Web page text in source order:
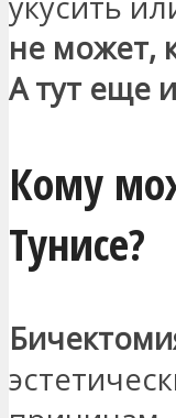
не может,
А тут еще
Кому
Тунисе?